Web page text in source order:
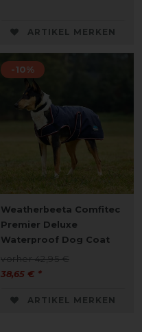
ARTIKEL MERKEN
-10%
Weatherbeeta Comfitec
Premier Deluxe
Waterproof Dog Coat
vorher 42,95 €
38,65 € *
ARTIKEL MERKEN